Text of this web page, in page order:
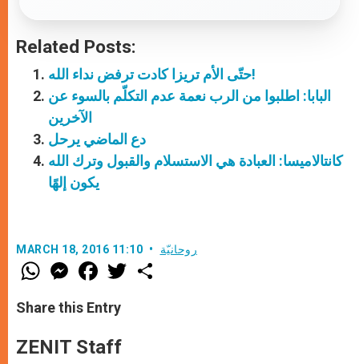
Related Posts:
حتّى الأم تريزا كادت ترفض نداء الله!
البابا: اطلبوا من الرب نعمة عدم التكلّم بالسوء عن
الآخرين
دع الماضي يرحل
كانتالاميسا: العبادة هي الاستسلام والقبول وترك الله
يكون إلهًا
MARCH 18, 2016 11:10 روحانيّة
W
h
t
s
p
p
M
e
s
e
g
e
F
a
e
b
o
k
T
w
Share this Entry
ZENIT Staff